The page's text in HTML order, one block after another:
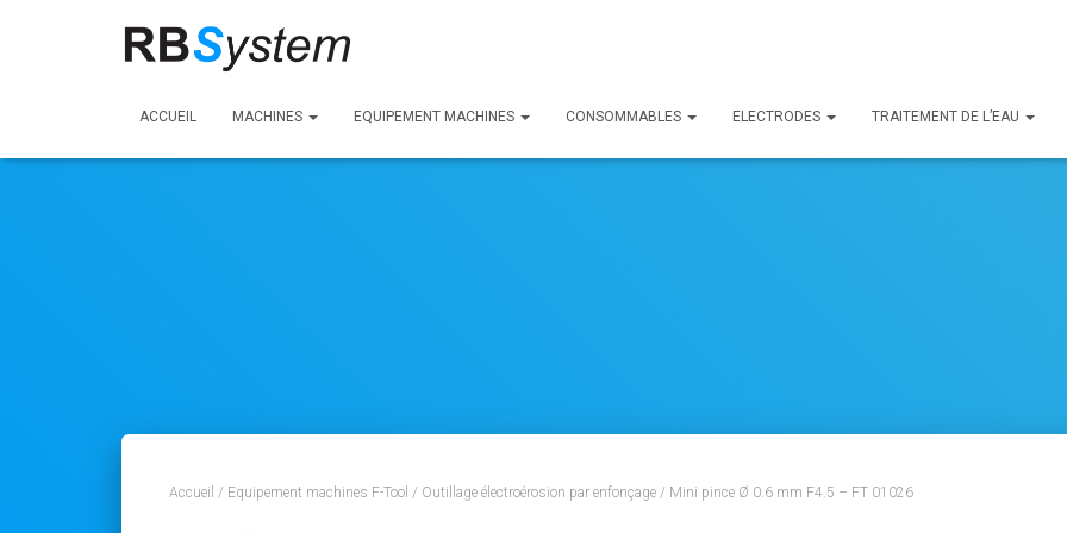
ACCUEIL MACHINES EQUIPEMENT MACHINES CONSOMMABLES ELECTRODES TRAITEMENT DE L’EAU
Accueil / Equipement machines F-Tool / Outillage électroérosion par enfonçage / Mini pince Ø 0.6 mm F4.5 – FT 01026